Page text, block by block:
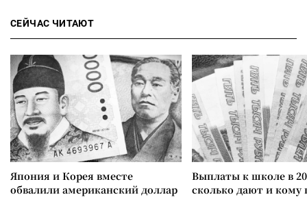
СЕЙЧАС ЧИТАЮТ
Япония и Корея вместе
обвалили американский доллар
Выплаты к школе в
сколько дают и